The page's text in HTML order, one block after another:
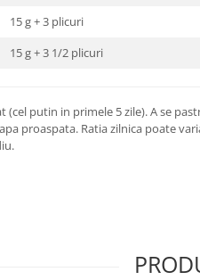
15 g + 3 plicuri
15 g + 3 1/2 plicuri
putin in primele 5 zile). A se
proaspata. Ratia zilnica poate